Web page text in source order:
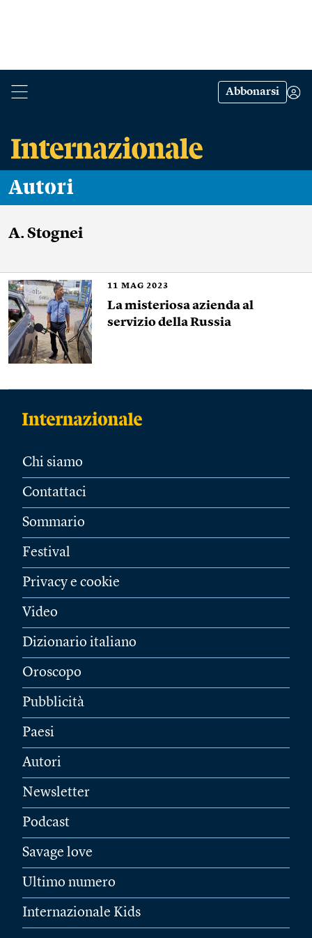
Abbonarsi
Autori
A. Stognei
11 MAG 2023
La misteriosa azienda al
servizio della Russia
Chi siamo
Contattaci
Sommario
Festival
Privacy e cookie
Video
Dizionario italiano
Oroscopo
Pubblicità
Paesi
Autori
Newsletter
Podcast
Savage love
Ultimo numero
Internazionale Kids